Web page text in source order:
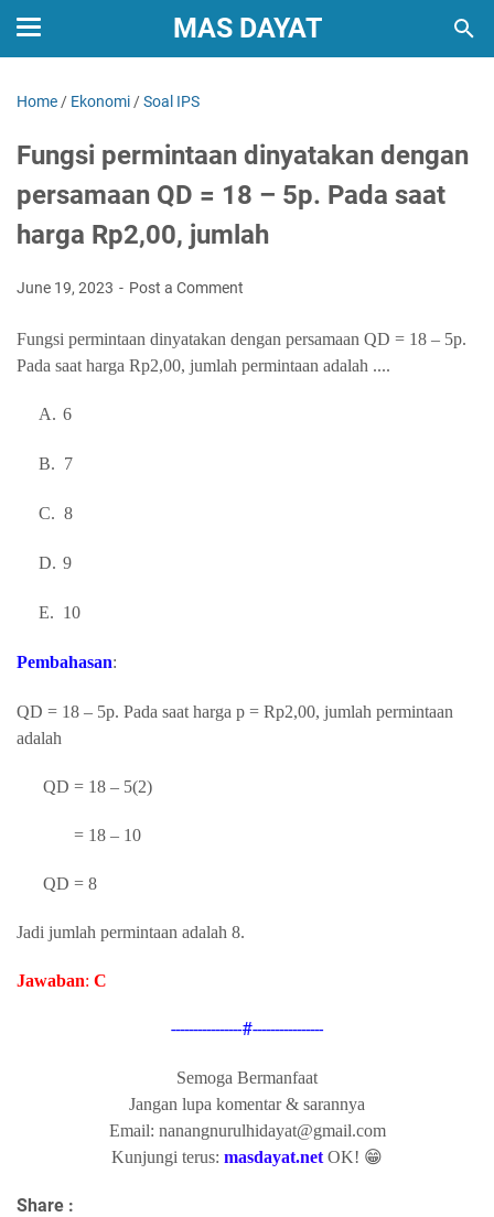
MAS DAYAT
Home / Ekonomi /Soal IPS
Fungsi permintaan dinyatakan dengan
persamaan QD = 18 – 5p. Pada saat
harga Rp2,00, jumlah
June 19, 2023 Post a Comment
Fungsi permintaan dinyatakan dengan persamaan QD = 18 – 5p.
Pada saat harga Rp2,00, jumlah permintaan adalah ....
A. 6
B. 7
C. 8
D. 9
E. 10
Pembahasan:
QD = 18 – 5p. Pada saat harga p = Rp2,00, jumlah permintaan
adalah
QD = 18 – 5(2)
= 18 – 10
QD = 8
Jadi jumlah permintaan adalah 8.
Jawaban: C
----------------#----------------
Semoga Bermanfaat
Jangan lupa komentar & sarannya
Email: nanangnurulhidayat@gmail.com
Kunjungi terus: masdayat.net OK! 😁
Share :